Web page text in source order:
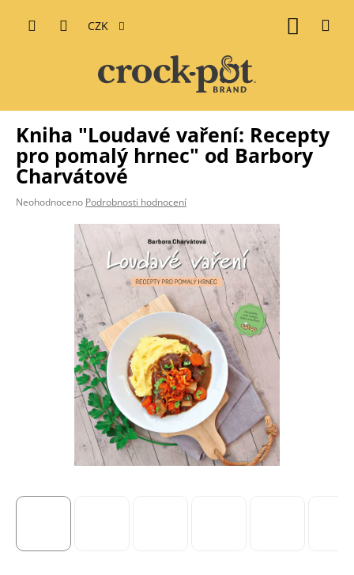
CZK
Nákupní
Kniha "Loudavé vaření: Recepty
pro pomalý hrnec" od Barbory
Charvátové
Průměrné
Neohodnoceno Podrobnosti hodnocení